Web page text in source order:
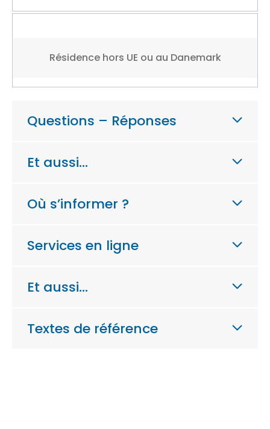
Résidence hors UE ou au Danemark
Questions – Réponses
Et aussi…
Où s’informer ?
Services en ligne
Et aussi…
Textes de référence